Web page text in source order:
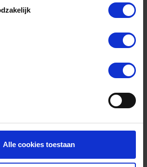
Alle cookies toestaan
om elke dag van te genieten